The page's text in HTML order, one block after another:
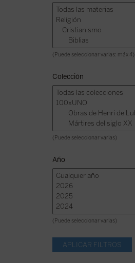
(Puede seleccionar varias: máx 4)
Colección
(Puede seleccionar varias)
Año
(Puede seleccionar varias)